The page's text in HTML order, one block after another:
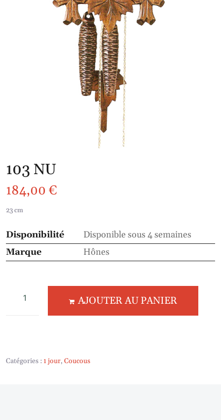
103 NU
184,00 €
23 cm
Disponibilité
Disponible sous 4 semaines
Marque
Hônes
AJOUTER AU PANIER
Catégories : 1 jour, Coucous